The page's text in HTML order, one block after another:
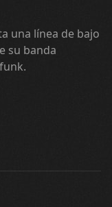
una línea de bajo
su banda
en Fm
Dm